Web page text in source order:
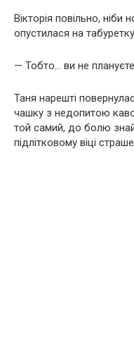
Вікторія повільно, ніби
опустилася на
— Тобто… ви не плануєте
Таня нарешті
чашку з недопитою
той самий, до болю
підлітковому віці